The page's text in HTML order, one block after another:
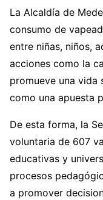
La Alcaldía de
consumo de
entre niñas, niños,
acciones como la
promueve una vida
como una apuesta
De esta forma, la
voluntaria de 607
educativas y
procesos
a promover